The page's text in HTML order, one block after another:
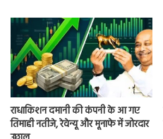
राधाकिशन दमानी की कंपनी के आ गए
तिमाही नतीजे, रेवेन्यू और मूनाफे में जोरदार